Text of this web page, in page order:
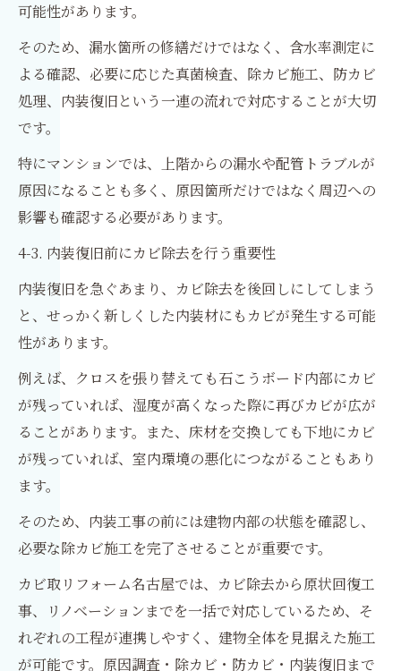
可能性があります。
そのため、漏水箇所の修繕だけではなく、含水率測定に
よる確認、必要に応じた真菌検査、除カビ施工、防カビ
処理、内装復旧という一連の流れで対応することが大切
です。
特にマンションでは、上階からの漏水や配管トラブルが
原因になることも多く、原因箇所だけではなく周辺への
影響も確認する必要があります。
4-3. 内装復旧前にカビ除去を行う重要性
内装復旧を急ぐあまり、カビ除去を後回しにしてしまう
と、せっかく新しくした内装材にもカビが発生する可能
性があります。
例えば、クロスを張り替えても石こうボード内部にカビ
が残っていれば、湿度が高くなった際に再びカビが広が
ることがあります。また、床材を交換しても下地にカビ
が残っていれば、室内環境の悪化につながることもあり
ます。
そのため、内装工事の前には建物内部の状態を確認し、
必要な除カビ施工を完了させることが重要です。
カビ取リフォーム名古屋では、カビ除去から原状回復工
事、リノベーションまでを一括で対応しているため、そ
れぞれの工程が連携しやすく、建物全体を見据えた施工
が可能です。原因調査・除カビ・防カビ・内装復旧まで